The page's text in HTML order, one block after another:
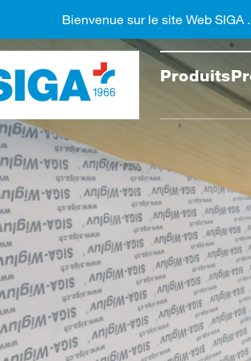
Produits
Bienvenue sur le site Web SIGA .